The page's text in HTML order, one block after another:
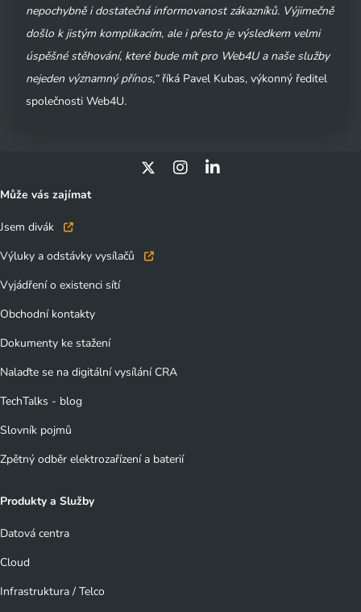
kdykoliv změnit nebo odvolat souhlas ve svém nastavení.
nepochybně i dostatečná informovanost zákazníků. Výjimečně
došlo k jistým komplikacím, ale i přesto je výsledkem velmi
úspěšné stěhování, které bude mít pro Web4U a naše služby
nejeden významný přínos,“ říká Pavel Kubas, výkonný ředitel
společnosti Web4U.
Může vás zajímat
Jsem divák
Výluky a odstávky vysílačů
Vyjádření o existenci sítí
Obchodní kontakty
Dokumenty ke stažení
Nalaďte se na digitální vysílání CRA
TechTalks - blog
Slovník pojmů
Zpětný odběr elektrozařízení a baterií
Produkty a Služby
Datová centra
Cloud
Infrastruktura / Telco